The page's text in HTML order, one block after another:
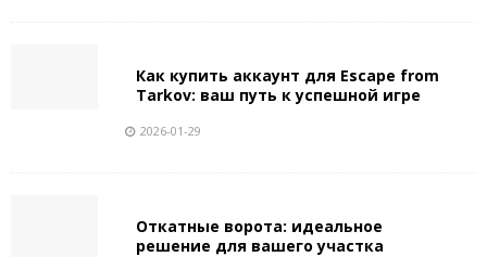
Как купить аккаунт для Escape from
Tarkov: ваш путь к успешной игре
2026-01-29
Откатные ворота: идеальное
решение для вашего участка